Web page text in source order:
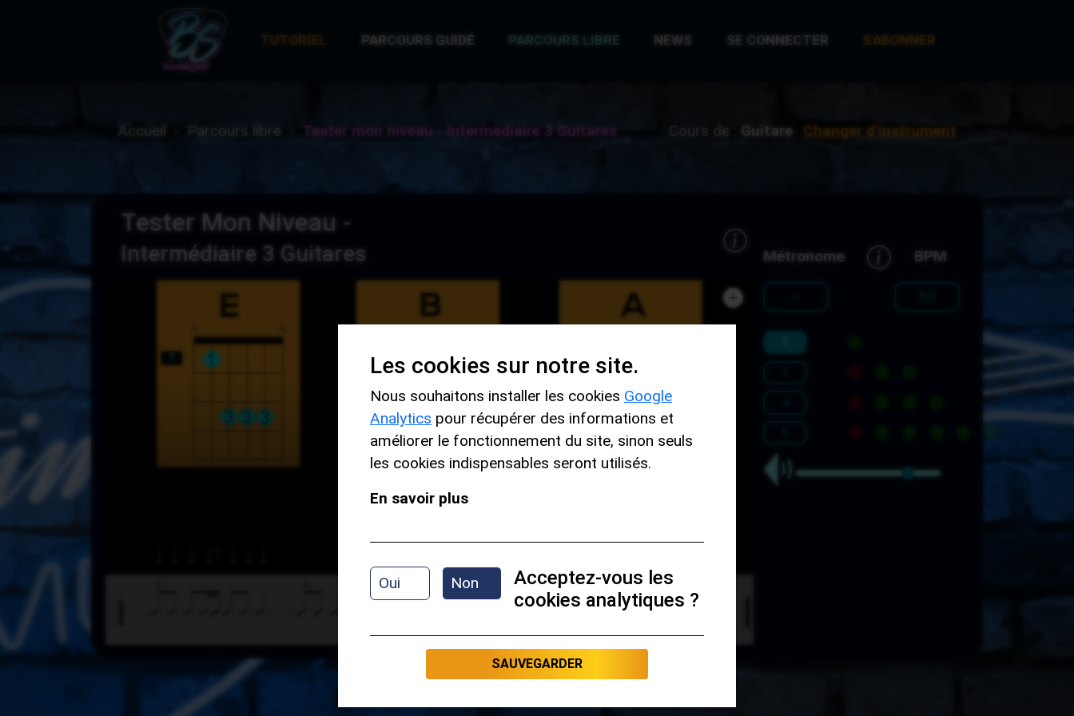
TUTORIEL PARCOURS GUIDÉ PARCOURS LIBRE NEWS SE CONNECTER S'ABONNER
Accueil Parcours libre Tester mon niveau - Intermédiaire 3 Guitares Cours de : Guitare Changer d'instrument
Tester Mon Niveau -
Intermédiaire 3 Guitares
y
Métronome BPM
Les cookies sur notre site.
Nous souhaitons installer les cookies Google
Analytics pour récupérer des informations et
améliorer le fonctionnement du site, sinon seuls
les cookies indispensables seront utilisés.
En savoir plus
Oui Non
Acceptez-vous les
cookies analytiques ?
SAUVEGARDER